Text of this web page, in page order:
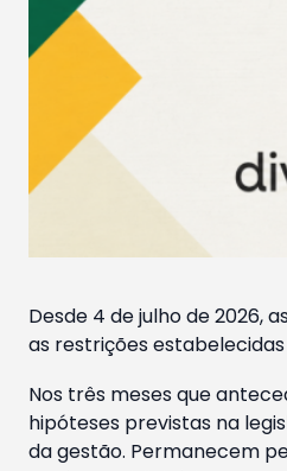
Desde 4 de julho de 2026,
as restrições
Nos três meses que
hipóteses previstas na
da gestão. Permanecem